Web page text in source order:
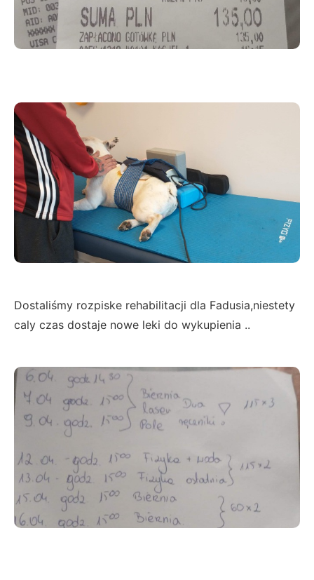
Dostaliśmy rozpiske rehabilitacji dla Fadusia,niestety
caly czas dostaje nowe leki do wykupienia ..